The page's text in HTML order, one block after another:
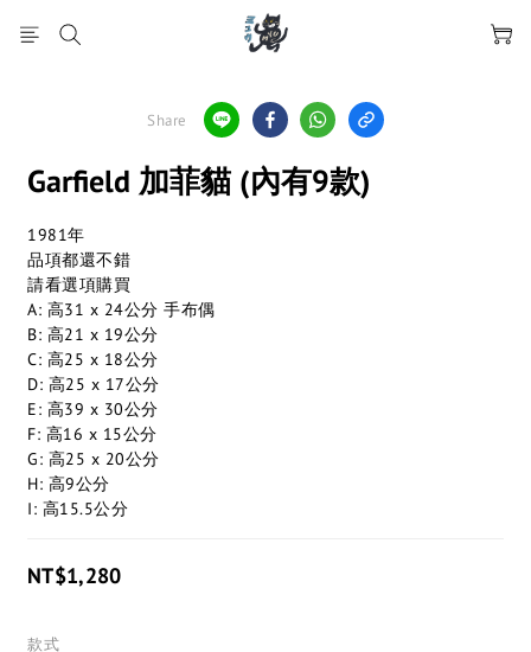
Share
Garfield 加菲貓 (內有9款)
1981年
品項都還不錯
請看選項購買
A: 高31 x 24公分 手布偶
B: 高21 x 19公分
C: 高25 x 18公分
D: 高25 x 17公分
E: 高39 x 30公分
F: 高16 x 15公分
G: 高25 x 20公分
H: 高9公分
I: 高15.5公分
NT$1,280
款式